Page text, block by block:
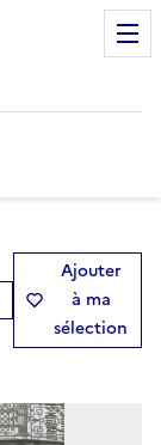
Ajouter
à ma
sélection